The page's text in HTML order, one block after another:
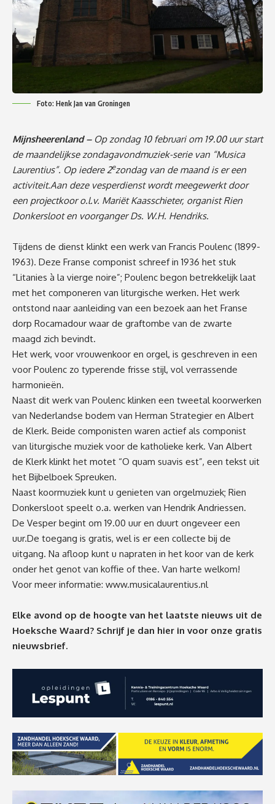
Foto: Henk Jan van Groningen
Mijnsheerenland – Op zondag 10 februari om 19.00 uur start
de maandelijkse zondagavondmuziek-serie van “Musica
Laurentius”. Op iedere 2ezondag van de maand is er een
activiteit.Aan deze vesperdienst wordt meegewerkt door
een projectkoor o.l.v. Mariët Kaasschieter, organist Rien
Donkersloot en voorganger Ds. W.H. Hendriks.
Tijdens de dienst klinkt een werk van Francis Poulenc (1899-
1963). Deze Franse componist schreef in 1936 het stuk
“Litanies à la vierge noire”; Poulenc begon betrekkelijk laat
met het componeren van liturgische werken. Het werk
ontstond naar aanleiding van een bezoek aan het Franse
dorp Rocamadour waar de graftombe van de zwarte
maagd zich bevindt.
Het werk, voor vrouwenkoor en orgel, is geschreven in een
voor Poulenc zo typerende frisse stijl, vol verrassende
harmonieën.
Naast dit werk van Poulenc klinken een tweetal koorwerken
van Nederlandse bodem van Herman Strategier en Albert
de Klerk. Beide componisten waren actief als componist
van liturgische muziek voor de katholieke kerk. Van Albert
de Klerk klinkt het motet “O quam suavis est”, een tekst uit
het Bijbelboek Spreuken.
Naast koormuziek kunt u genieten van orgelmuziek; Rien
Donkersloot speelt o.a. werken van Hendrik Andriessen.
De Vesper begint om 19.00 uur en duurt ongeveer een
uur.De toegang is gratis, wel is er een collecte bij de
uitgang. Na afloop kunt u napraten in het koor van de kerk
onder het genot van koffie of thee. Van harte welkom!
Voor meer informatie: www.musicalaurentius.nl
Elke avond op de hoogte van het laatste nieuws uit de
Hoeksche Waard? Schrijf je dan hier in voor onze gratis
nieuwsbrief.